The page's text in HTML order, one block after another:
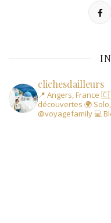
clichesdailleurs
📍 Angers, France
découvertes 🌍
@voyagefamily 💻